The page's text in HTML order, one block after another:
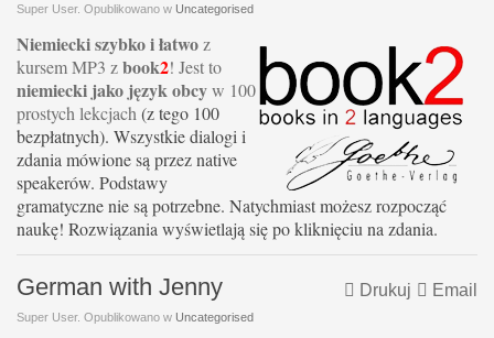
Super User. Opublikowano w Uncategorised
Niemiecki szybko i łatwo z
kursem MP3 zbook2! Jest to
niemiecki jako język obcyw 100
prostych lekcjach (z tego 100
bezpłatnych). Wszystkie dialogi i
zdania mówione są przez native
speakerów. Podstawy
gramatyczne nie są potrzebne. Natychmiast możesz rozpocząć
naukę! Rozwiązania wyświetlają się po kliknięciu na zdania.
Email
Drukuj
German with Jenny
Super User. Opublikowano w Uncategorised